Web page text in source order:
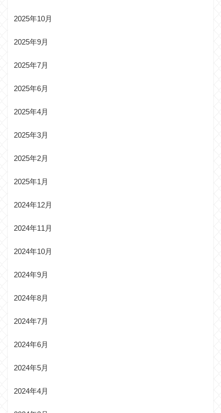
2025年10月
2025年9月
2025年7月
2025年6月
2025年4月
2025年3月
2025年2月
2025年1月
2024年12月
2024年11月
2024年10月
2024年9月
2024年8月
2024年7月
2024年6月
2024年5月
2024年4月